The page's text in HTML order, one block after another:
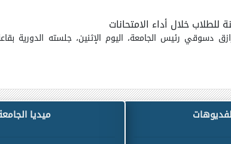
خلال أداء الامتحانات
دسوقي رئيس الجامعة، اليوم الإثنين، جلسته الدورية
ميديا